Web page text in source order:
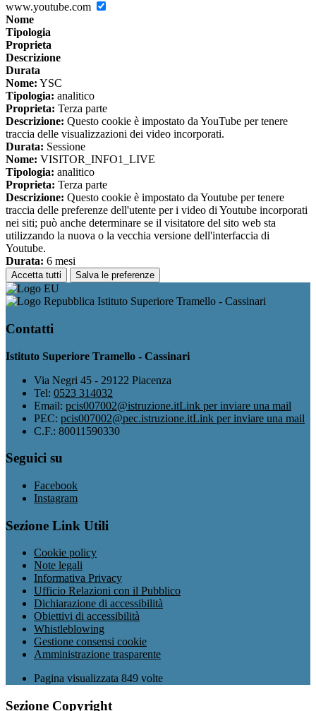
www.youtube.com
Nome
Tipologia
Proprieta
Descrizione
Durata
Nome: YSC
Tipologia: analitico
Proprieta: Terza parte
Descrizione: Questo cookie è impostato da YouTube per tenere
traccia delle visualizzazioni dei video incorporati.
Durata: Sessione
Nome: VISITOR_INFO1_LIVE
Tipologia: analitico
Proprieta: Terza parte
Descrizione: Questo cookie è impostato da Youtube per tenere
traccia delle preferenze dell'utente per i video di Youtube incorporati
nei siti; può anche determinare se il visitatore del sito web sta
utilizzando la nuova o la vecchia versione dell'interfaccia di
Youtube.
Durata: 6 mesi
Accetta tutti Salva le preferenze
Istituto Superiore Tramello - Cassinari
Contatti
Istituto Superiore Tramello - Cassinari
Via Negri 45 - 29122 Piacenza
Tel: 0523 314032
Email: pcis007002@istruzione.itLink per inviare una mail
PEC: pcis007002@pec.istruzione.itLink per inviare una mail
C.F.: 80011590330
Seguici su
Facebook
Instagram
Sezione Link Utili
Cookie policy
Note legali
Informativa Privacy
Ufficio Relazioni con il Pubblico
Dichiarazione di accessibilità
Obiettivi di accessibilità
Whistleblowing
Gestione consensi cookie
Amministrazione trasparente
Pagina visualizzata 849 volte
Sezione Copyright